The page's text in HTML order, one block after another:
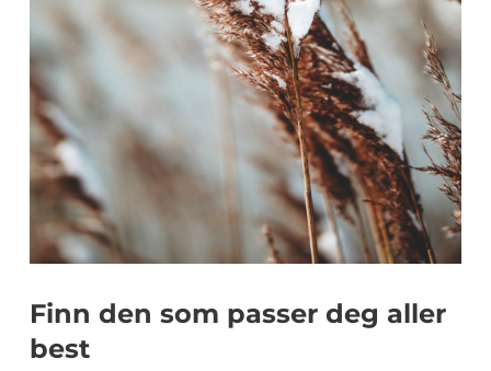
Finn den som passer deg aller
best